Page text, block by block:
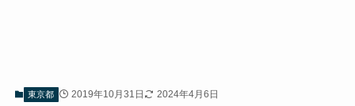
東京都 2019年10月31日 2024年4月6日